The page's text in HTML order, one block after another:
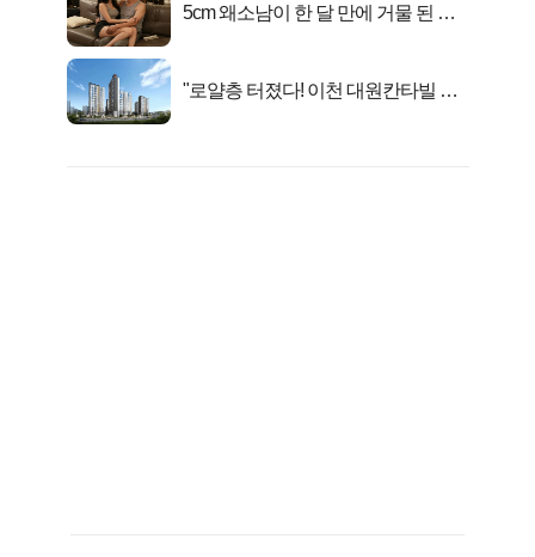
5cm 왜소남이 한 달 만에 거물 된 사
"로얄층 터졌다! 이천 대원칸타빌 잔